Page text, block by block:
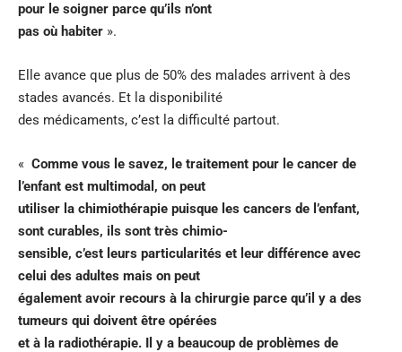
pour le soigner parce qu’ils n’ont
pas où habiter ».
Elle avance que plus de 50% des malades arrivent à des
stades avancés. Et la disponibilité
des médicaments, c’est la difficulté partout.
« Comme vous le savez, le traitement pour le cancer de
l’enfant est multimodal, on peut
utiliser la chimiothérapie puisque les cancers de l’enfant,
sont curables, ils sont très chimio-
sensible, c’est leurs particularités et leur différence avec
celui des adultes mais on peut
également avoir recours à la chirurgie parce qu’il y a des
tumeurs qui doivent être opérées
et à la radiothérapie. Il y a beaucoup de problèmes de